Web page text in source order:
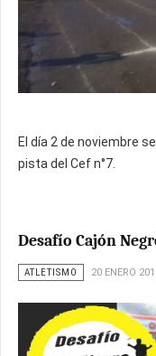
El día 2 de noviembre
pista del Cef n°7.
Desafío Cajón
ATLETISMO 20 ENERO